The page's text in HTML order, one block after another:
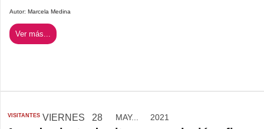
Autor: Marcela Medina
Ver más...
VISITANTES VIERNES 28 MAY... 2021